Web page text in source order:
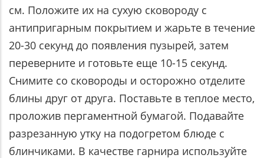
см. Положите их на сухую сковороду с
антипригарным покрытием и жарьте в течение
20-30 секунд до появления пузырей, затем
переверните и готовьте еще 10-15 секунд.
Снимите со сковороды и осторожно отделите
блины друг от друга. Поставьте в теплое место,
проложив пергаментной бумагой. Подавайте
разрезанную утку на подогретом блюде с
блинчиками. В качестве гарнира используйте